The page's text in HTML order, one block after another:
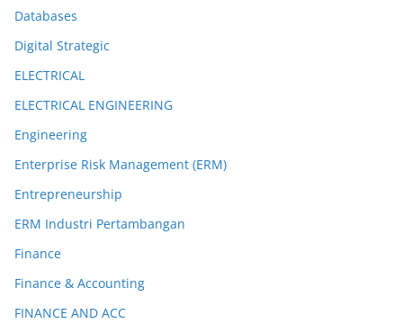
Databases
Digital Strategic
ELECTRICAL
ELECTRICAL ENGINEERING
Engineering
Enterprise Risk Management (ERM)
Entrepreneurship
ERM Industri Pertambangan
Finance
Finance & Accounting
FINANCE AND ACC